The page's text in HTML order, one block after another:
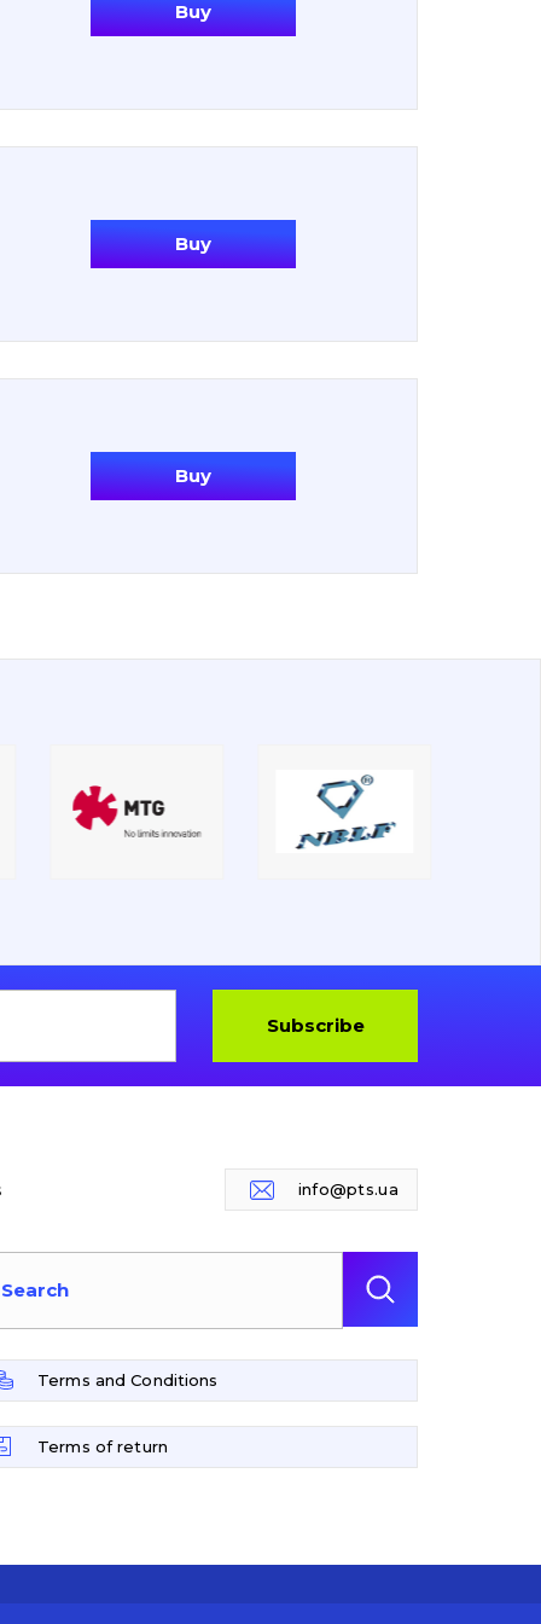
Buy
Buy
Buy
Subscribe
info@pts.ua
Terms and Conditions
Terms of return